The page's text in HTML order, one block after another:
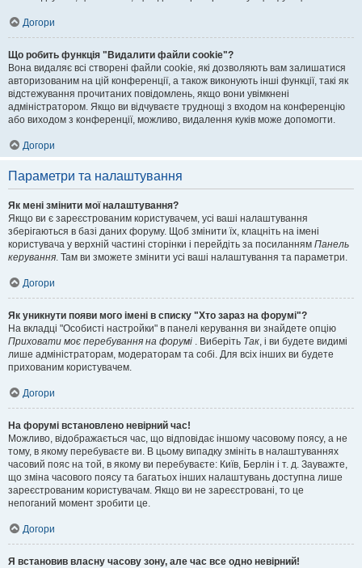
Догори
Що робить функція "Видалити файли cookie"?
Вона видаляє всі створені файли cookie, які дозволяють вам залишатися
авторизованим на цій конференції, а також виконують інші функції, такі як
відстежування прочитаних повідомлень, якщо вони увімкнені
адміністратором. Якщо ви відчуваєте труднощі з входом на конференцію
або виходом з конференції, можливо, видалення куків може допомогти.
Догори
Параметри та налаштування
Як мені змінити мої налаштування?
Якщо ви є зареєстрованим користувачем, усі ваші налаштування
зберігаються в базі даних форуму. Щоб змінити їх, клацніть на імені
користувача у верхній частині сторінки і перейдіть за посиланням Панель
керування. Там ви зможете змінити усі ваші налаштування та параметри.
Догори
Як уникнути появи мого імені в списку "Хто зараз на форумі"?
На вкладці "Особисті настройки" в панелі керування ви знайдете опцію
Приховати моє перебування на форумі . Виберіть Так, і ви будете видимі
лише адміністраторам, модераторам та собі. Для всіх інших ви будете
прихованим користувачем.
Догори
На форумі встановлено невірний час!
Можливо, відображається час, що відповідає іншому часовому поясу, а не
тому, в якому перебуваєте ви. В цьому випадку змініть в налаштуваннях
часовий пояс на той, в якому ви перебуваєте: Київ, Берлін і т. д. Зауважте,
що зміна часового поясу та багатьох інших налаштувань доступна лише
зареєстрованим користувачам. Якщо ви не зареєстровані, то це
непоганий момент зробити це.
Догори
Я встановив власну часову зону, але час все одно невірний!